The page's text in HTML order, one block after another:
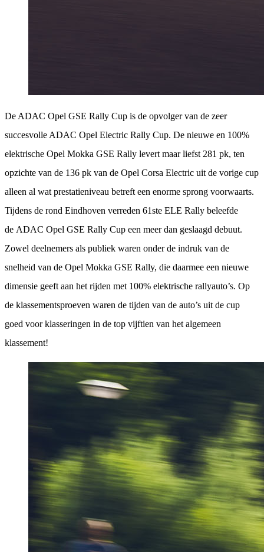
De ADAC Opel GSE Rally Cup is de opvolger van de zeer
succesvolle ADAC Opel Electric Rally Cup. De nieuwe en 100%
elektrische Opel Mokka GSE Rally levert maar liefst 281 pk, ten
opzichte van de 136 pk van de Opel Corsa Electric uit de vorige cup
alleen al wat prestatieniveau betreft een enorme sprong voorwaarts.
Tijdens de rond Eindhoven verreden 61ste ELE Rally beleefde
de ADAC Opel GSE Rally Cup een meer dan geslaagd debuut.
Zowel deelnemers als publiek waren onder de indruk van de
snelheid van de Opel Mokka GSE Rally, die daarmee een nieuwe
dimensie geeft aan het rijden met 100% elektrische rallyauto’s. Op
de klassementsproeven waren de tijden van de auto’s uit de cup
goed voor klasseringen in de top vijftien van het algemeen
klassement!